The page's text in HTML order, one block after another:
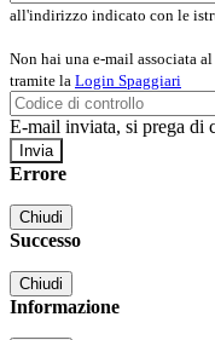
all'indirizzo indicato con le
Non hai una e-mail associata
tramite la Login Spaggiari
E-mail inviata, si prega di
Errore
Chiudi
Successo
Chiudi
Informazione